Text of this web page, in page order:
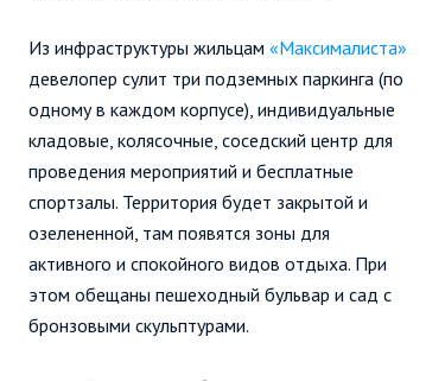
Из инфраструктуры жильцам «Максималиста»
девелопер сулит три подземных паркинга (по
одному в каждом корпусе), индивидуальные
кладовые, колясочные, соседский центр для
проведения мероприятий и бесплатные
спортзалы. Территория будет закрытой и
озелененной, там появятся зоны для
активного и спокойного видов отдыха. При
этом обещаны пешеходный бульвар и сад с
бронзовыми скульптурами.